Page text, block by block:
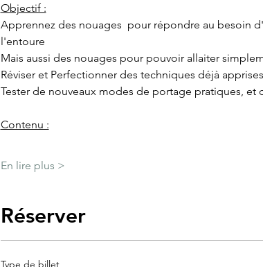
Objectif :
Apprennez des nouages  pour répondre au besoin
l'entoure
Mais aussi des nouages pour pouvoir allaiter
Réviser et Perfectionner des techniques déjà apprises
Tester de nouveaux modes de portage pratiques, et
​Contenu :
En lire plus >
Réserver
Type de billet